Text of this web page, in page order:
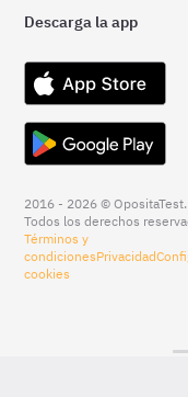
Descarga la app
2016 - 2026 © OpositaTest.
Todos los derechos
Términos y
condicionesPrivacidad
cookies